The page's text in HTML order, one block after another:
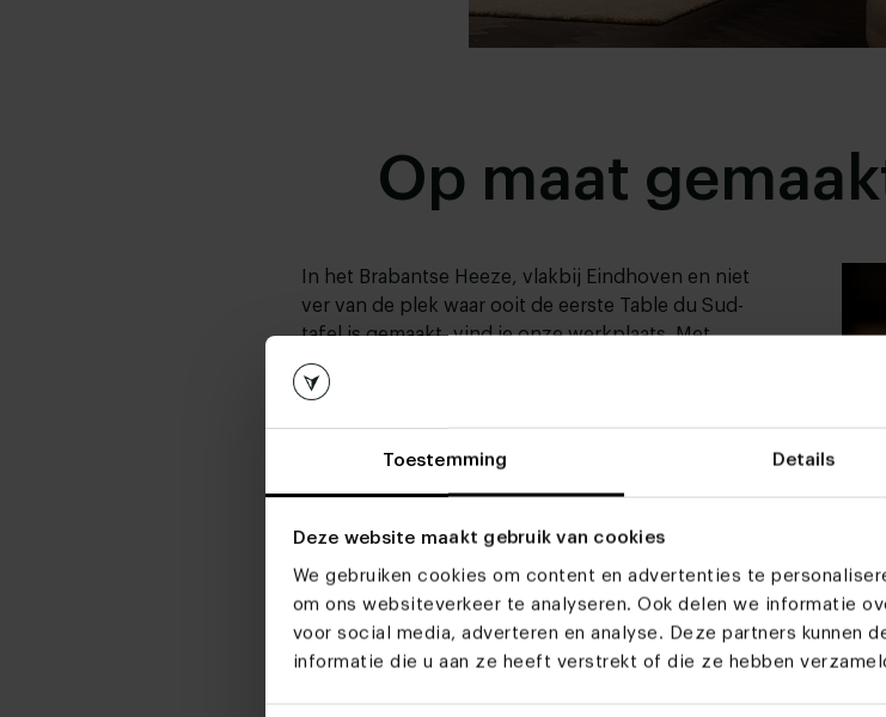
Toestemming Details
Deze website maakt gebruik van cookies
We gebruiken cookies om content en advertenties te
om ons websiteverkeer te analyseren. Ook delen we informatie
voor social media, adverteren en analyse. Deze partners kunnen
informatie die u aan ze heeft verstrekt of die ze hebben
Op maat
n het Brabantse Heeze, vlakbij Eindhoven en niet
ver van de plek waar ooit de eerste Table du Sud-
tafel is gemaakt, vind je onze werkplaats. Met
behulp van hypermoderne machines creëren onze
vaklui iedere dag de meest uiteenlopende meubels.
manier waarop meubels worden gemaakt? Lees
Ontdek ons vakmanschap